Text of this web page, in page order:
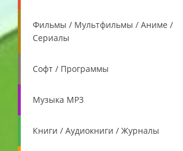
Фильмы / Мультфильмы / Аниме /
Сериалы
Софт / Программы
Музыка MP3
Книги / Аудиокниги / Журналы